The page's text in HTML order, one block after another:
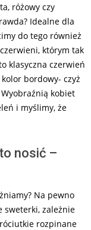
różowy czy
Idealne dla
do tego również
którym tak
klasyczna czerwień
bordowy- czyż
kobiet
i myślimy, że
nosić –
Na pewno
sweterki, zależnie
rozpinane